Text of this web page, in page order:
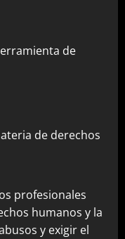
de
de derechos
profesionales
humanos y la
y exigir el